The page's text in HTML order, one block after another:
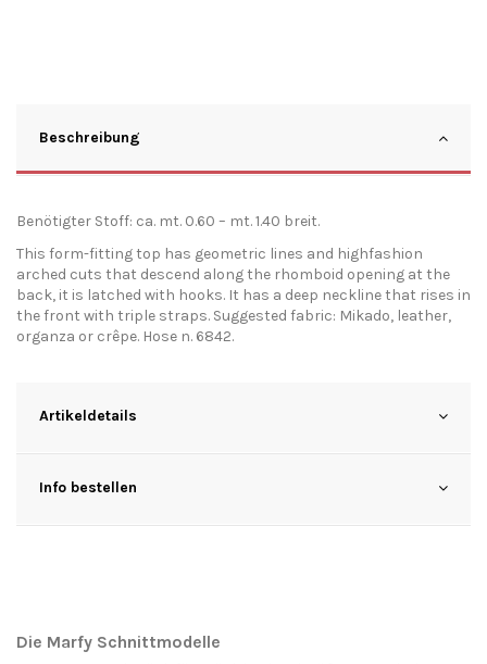
Beschreibung
Benötigter Stoff: ca. mt. 0.60 – mt. 1.40 breit.
This form-fitting top has geometric lines and highfashion
arched cuts that descend along the rhomboid opening at the
back, it is latched with hooks. It has a deep neckline that rises in
the front with triple straps. Suggested fabric: Mikado, leather,
organza or crêpe. Hose n. 6842.
Artikeldetails
Info bestellen
Die Marfy Schnittmodelle